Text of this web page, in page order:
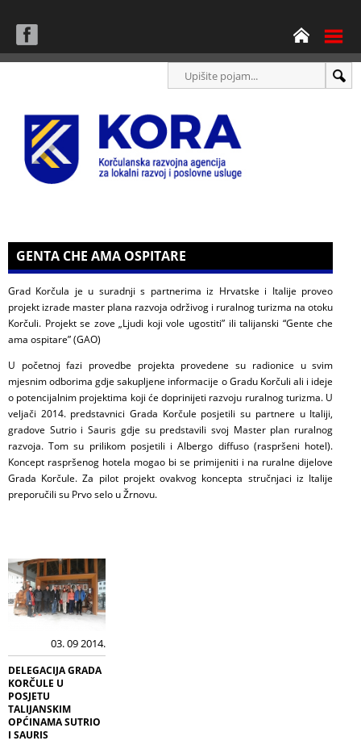
GENTA CHE AMA OSPITARE
Grad Korčula je u suradnji s partnerima iz Hrvatske i Italije proveo
projekt izrade master plana razvoja održivog i ruralnog turizma na otoku
Korčuli. Projekt se zove „Ljudi koji vole ugostiti” ili talijanski “Gente che
ama ospitare” (GAO)
U početnoj fazi provedbe projekta provedene su radionice u svim
mjesnim odborima gdje sakupljene informacije o Gradu Korčuli ali i ideje
o potencijalnim projektima koji će doprinijeti razvoju ruralnog turizma. U
veljači 2014. predstavnici Grada Korčule posjetili su partnere u Italiji,
gradove Sutrio i Sauris gdje su predstavili svoj Master plan ruralnog
razvoja. Tom su prilikom posjetili i Albergo diffuso (raspršeni hotel).
Koncept raspršenog hotela mogao bi se primijeniti i na ruralne dijelove
Grada Korčule. Za pilot projekt ovakvog koncepta stručnjaci iz Italije
preporučili su Prvo selo u Žrnovu.
03. 09 2014.
DELEGACIJA GRADA
KORČULE U
POSJETU
TALIJANSKIM
OPĆINAMA SUTRIO
I SAURIS